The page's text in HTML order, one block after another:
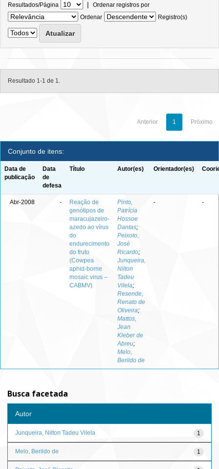
Resultados/Página | Ordenar registros por
Ordenar
Registro(s)
Resultado 1-1 de 1.
Anterior 1 Próximo
Conjunto de itens:
Data de
publicação
Data
de
defesa
Título Autor(es) Orientador(es)
Abr-2008 -
Reação de
genótipos de
maracujazeiro-
azedo ao vírus
do
endurecimento
do fruto
(Cowpea
aphid-borne
mosaic virus –
CABMV)
Pinto,
Patrícia
Hossoe
Dantas;
Peixoto,
José
Ricardo;
Junqueira,
Nilton
Tadeu
Vilela;
Resende,
Renato de
Oliveira;
Mattos,
Jean
Kleber de
Abreu;
Melo,
Berildo de
- -
Busca facetada
Autor
1
Junqueira, Nilton Tadeu Vilela
1
Melo, Berildo de